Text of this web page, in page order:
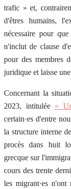
trafic » et,
d'êtres humains,
nécessaire pour
n'inclut de clause
pour des membres
juridique et laisse
Concernant la
2023, intitulée «
certain·es d'entre
la structure interne
procès dans huit
grecque sur
cours des trente
les migrant·es